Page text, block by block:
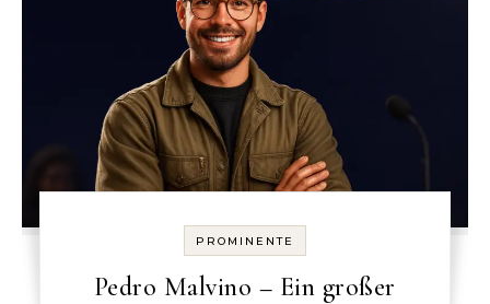
PROMINENTE
Pedro Malvino – Ein großer